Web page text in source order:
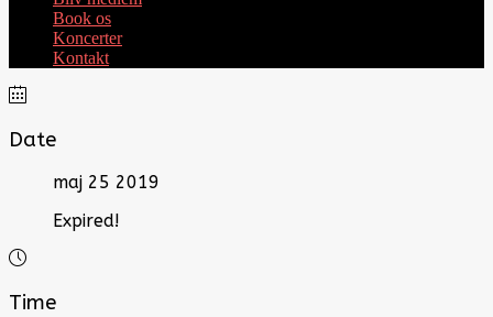
Book os
Koncerter
Kontakt
Date
maj 25 2019
Expired!
Time